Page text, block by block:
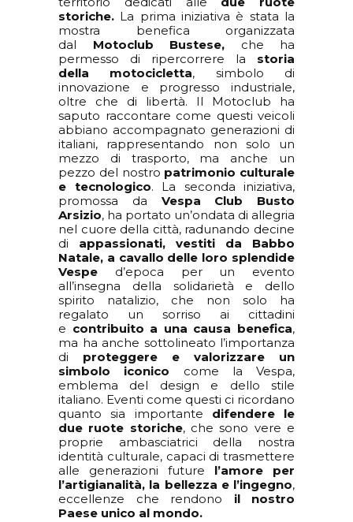
storiche. La prima iniziativa è stata la
mostra benefica organizzata
dal Motoclub Bustese, che ha
permesso di ripercorrere la storia
della motocicletta, simbolo di
innovazione e progresso industriale,
oltre che di libertà. Il Motoclub ha
saputo raccontare come questi veicoli
abbiano accompagnato generazioni di
italiani, rappresentando non solo un
mezzo di trasporto, ma anche un
pezzo del nostro patrimonio culturale
e tecnologico. La seconda iniziativa,
promossa da Vespa Club Busto
Arsizio, ha portato un’ondata di allegria
nel cuore della città, radunando decine
di appassionati, vestiti da Babbo
Natale, a cavallo delle loro splendide
Vespe d’epoca per un evento
all’insegna della solidarietà e dello
spirito natalizio, che non solo ha
regalato un sorriso ai cittadini
e contribuito a una causa benefica,
ma ha anche sottolineato l’importanza
di proteggere e valorizzare un
simbolo iconico come la Vespa,
emblema del design e dello stile
italiano. Eventi come questi ci ricordano
quanto sia importante difendere le
due ruote storiche, che sono vere e
proprie ambasciatrici della nostra
identità culturale, capaci di trasmettere
alle generazioni future l’amore per
l’artigianalità, la bellezza e l’ingegno,
eccellenze che rendono il nostro
Paese unico al mondo.